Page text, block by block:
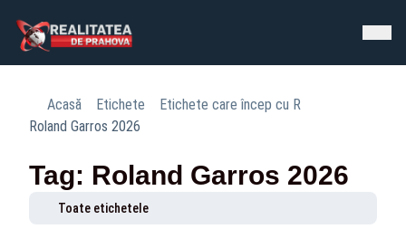
Acasă Etichete
Etichete care încep cu R
Roland Garros 2026
Tag: Roland Garros 2026
Toate etichetele